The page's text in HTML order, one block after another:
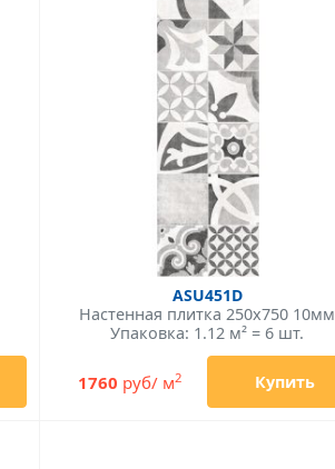
ASU451D
Настенная плитка 250x750 10мм
Упаковка: 1.12 м² = 6 шт.
1760 руб/ м2 Купить